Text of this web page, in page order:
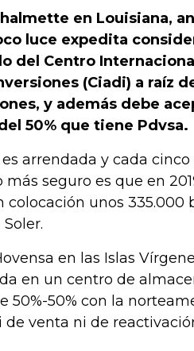
en Louisiana,
luce expedita
del Centro
(Ciadi) a raíz
y además debe
50% que tiene Pdvsa.
arrendada y cada
seguro es que en
colocación unos 335.000
en las Islas
en un centro de
50% con la
venta ni de